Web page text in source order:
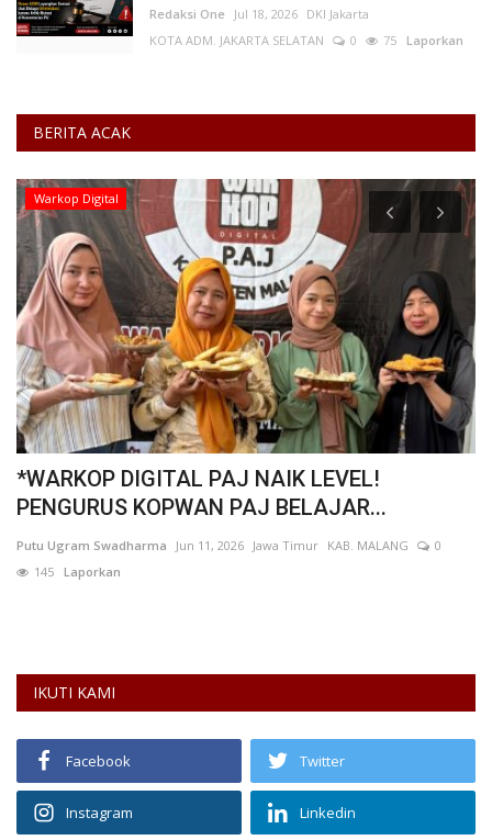
Redaksi One Jul 18, 2026 DKI Jakarta
KOTA ADM. JAKARTA SELATAN
0 75 Laporkan
BERITA ACAK
Warkop Digital
*WARKOP DIGITAL PAJ NAIK LEVEL!
PENGURUS KOPWAN PAJ BELAJAR...
Putu Ugram Swadharma Jun 11, 2026 Jawa Timur KAB. MALANG
0
145 Laporkan
IKUTI KAMI
Facebook Twitter
Instagram Linkedin